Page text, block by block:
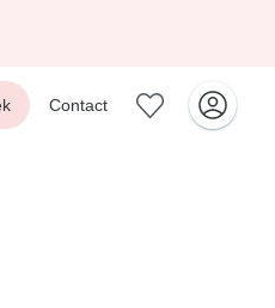
Contact